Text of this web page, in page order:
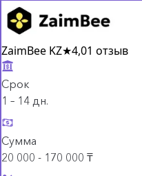
ZaimBee KZ★4,01 отзыв
Срок
1 – 14 дн.
Сумма
20 000 - 170 000 ₸